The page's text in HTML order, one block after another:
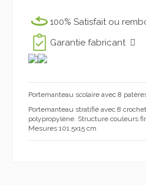
100% Satisfait ou
Garantie fabricant
Portemanteau scolaire avec 8
Portemanteau stratifié avec 8
polypropylène. Structure couleurs
Mesures 101.5x15 cm